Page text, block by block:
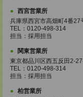
西宮営業所
兵庫県西宮市高畑町4番27
TEL：0120-498-314
担当：採用担当
関東営業所
東京都品川区西五反田2-
TEL：0120-498-314
担当：採用担当
柏営業所